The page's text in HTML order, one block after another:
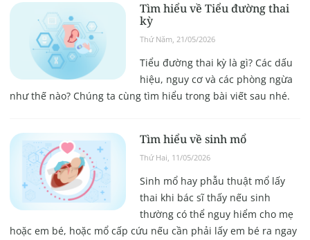
Tìm hiểu về Tiểu đường thai
kỳ
Thứ Năm, 21/05/2026
Tiểu đường thai kỳ là gì? Các dấu
hiệu, nguy cơ và các phòng ngừa
như thế nào? Chúng ta cùng tìm hiểu trong bài viết sau nhé.
Tìm hiểu về sinh mổ
Thứ Hai, 11/05/2026
Sinh mổ hay phẫu thuật mổ lấy
thai khi bác sĩ thấy nếu sinh
thường có thể nguy hiểm cho mẹ
hoặc em bé, hoặc mổ cấp cứu nếu cần phải lấy em bé ra ngay